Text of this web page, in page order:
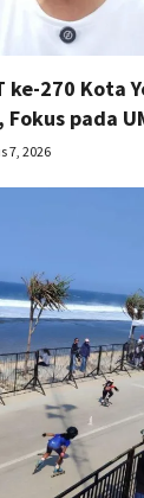
ke-270 Kota
pada
7, 2026